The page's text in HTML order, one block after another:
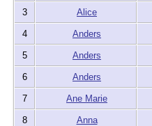
3 Alice
4 Anders
5 Anders
6 Anders
7 Ane Marie
8 Anna